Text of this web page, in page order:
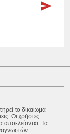
το δικαίωμά
Οι χρήστες
Τα